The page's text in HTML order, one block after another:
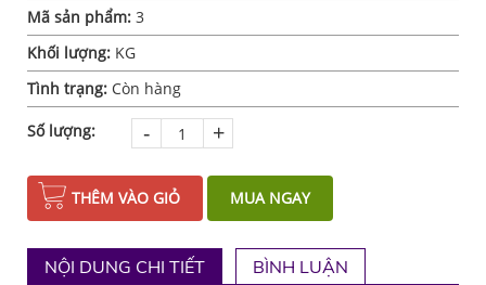
Mã sản phẩm: 3
Khối lượng: KG
Tình trạng: Còn hàng
Số lượng: - +
THÊM VÀO GIỎ MUA NGAY
NỘI DUNG CHI TIẾT BÌNH LUẬN